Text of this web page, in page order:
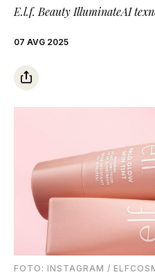
E.l.f. Beauty IlluminateAI
07 AVG 2025
FOTO: INSTAGRAM /